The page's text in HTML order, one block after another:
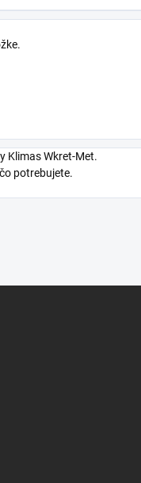
Klimas Wkret-Met.
potrebujete.